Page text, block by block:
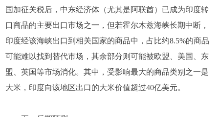
国加征关税后，中东经济体（尤其是阿联酋）已成为印度转
口商品的主要出口市场之一，但若霍尔木兹海峡长期中断，
印度经该海峡出口到相关国家的商品中，占比约8.5%的商品
可能难以找到替代市场，其余部分则可能被欧盟、美国、东
盟、英国等市场消化。其中，受影响最大的商品类别之一是
大米，印度向该地区出口的大米价值超过40亿美元。